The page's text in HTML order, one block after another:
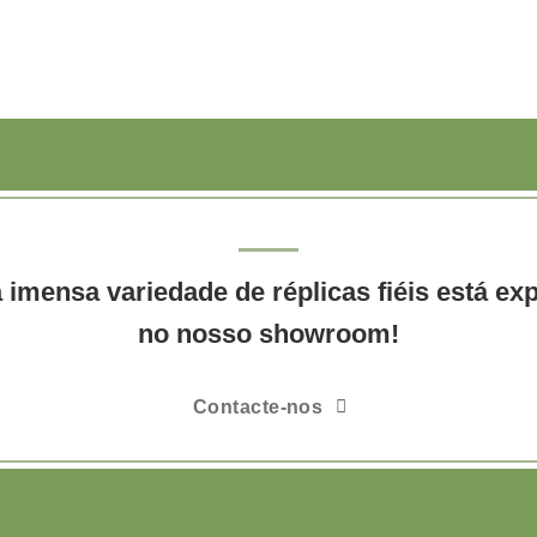
imensa variedade de réplicas fiéis está
no nosso showroom!
Contacte-nos